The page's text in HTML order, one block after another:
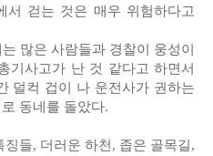
서 걷는 것은 매우 위험하다고
많은 사람들과 경찰이 웅성이
기사고가 난 것 같다고 하면서
덜컥 겁이 나 운전사가 권하는
동네를 돌았다.
들, 더러운 하천, 좁은 골목길,